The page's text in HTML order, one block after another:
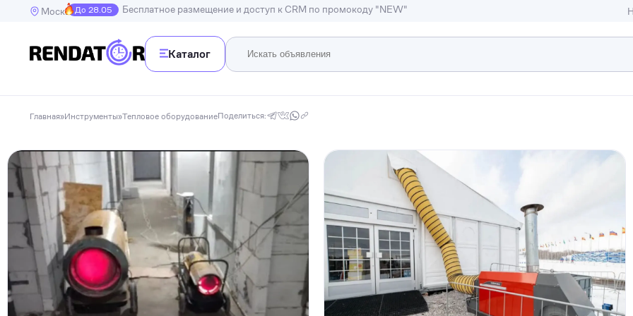
МоскваДо 28.05 Бесплатное размещение и доступ к CRM по промокоду "NEW"
Каталог
Спецтехника
Инструменты
Бытовая техника
Досуг, развлечения и праздники
Спорт
Электроника и гаджеты
Для дома и дачи
Дома, виллы, коттеджи, таунхаусы
Тематические
Главная»Инструменты»Тепловое оборудованиеПоделиться: